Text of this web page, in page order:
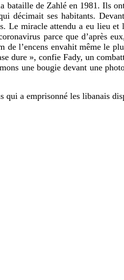
de Zahlé en 1981. Ils
ses habitants.
Le miracle attendu a eu lieu
parce que d’après
l’encens envahit même le
dure », confie Fady, un
une bougie devant une
qui a emprisonné les libanais